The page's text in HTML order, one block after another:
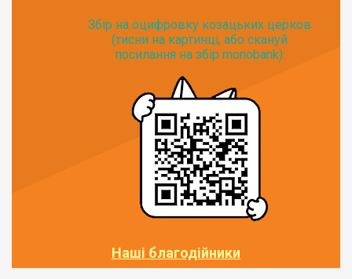
Збір на оцифровку козацьких церков
(тисни на картинці, або скануй
посилання на збір monobank):
Наші благодійники